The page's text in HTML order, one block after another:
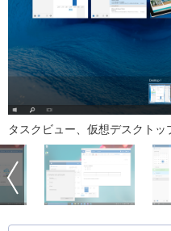
タスクビュー、仮想デスクト